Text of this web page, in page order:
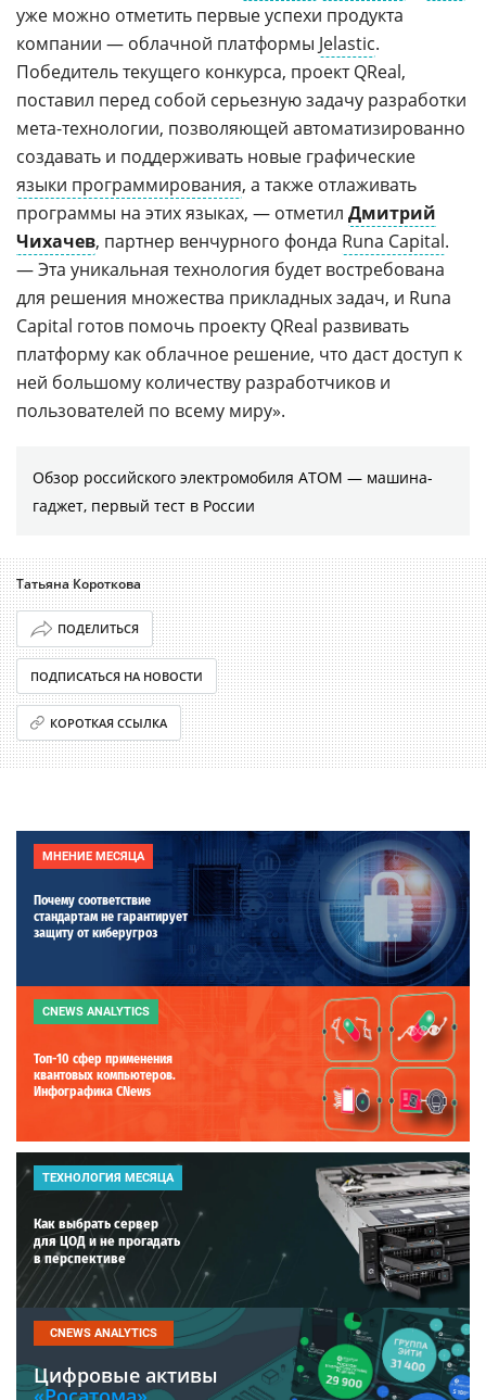
уже можно отметить первые успехи продукта
компании — облачной платформы Jelastic.
Победитель текущего конкурса, проект QReal,
поставил перед собой серьезную задачу разработки
мета-технологии, позволяющей автоматизированно
создавать и поддерживать новые графические
языки программирования, а также отлаживать
программы на этих языках, — отметил Дмитрий
Чихачев, партнер венчурного фонда Runa Capital.
— Эта уникальная технология будет востребована
для решения множества прикладных задач, и Runa
Capital готов помочь проекту QReal развивать
платформу как облачное решение, что даст доступ к
ней большому количеству разработчиков и
пользователей по всему миру».
Обзор российского электромобиля АТОМ — машина-
гаджет, первый тест в России
Татьяна Короткова
ПОДЕЛИТЬСЯ
ПОДПИСАТЬСЯ НА НОВОСТИ
КОРОТКАЯ ССЫЛКА
МНЕНИЕ МЕСЯЦА
Почему соответствие
стандартам не гарантирует
защиту от киберугроз
CNEWS ANALYTICS
Топ-10 сфер применения
квантовых компьютеров.
Инфографика CNews
ТЕХНОЛОГИЯ МЕСЯЦА
Как выбрать сервер
для ЦОД и не прогадать
в перспективе
CNEWS ANALYTICS
Цифровые активы